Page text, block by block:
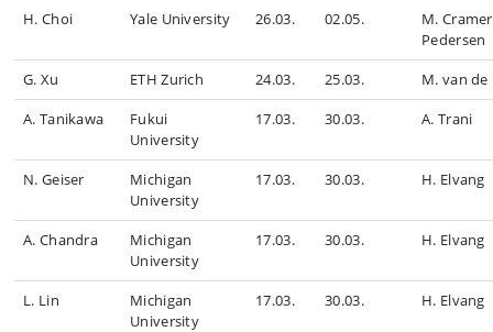
H. Choi
Yale University 26.03. 02.05.
M. Cramer
Pedersen
G. Xu
ETH Zurich 24.03. 25.03.
M. van
A. Tanikawa
Fukui
University
17.03. 30.03. A. Trani
N. Geiser
Michigan
University
17.03. 30.03. H. Elvang
A. Chandra
Michigan
University
17.03. 30.03. H. Elvang
L. Lin
Michigan
University
17.03. 30.03. H. Elvang